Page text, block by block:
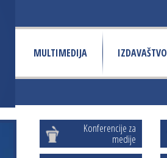
MULTIMEDIJA IZDAVAŠTVO
Konferencije za
medije